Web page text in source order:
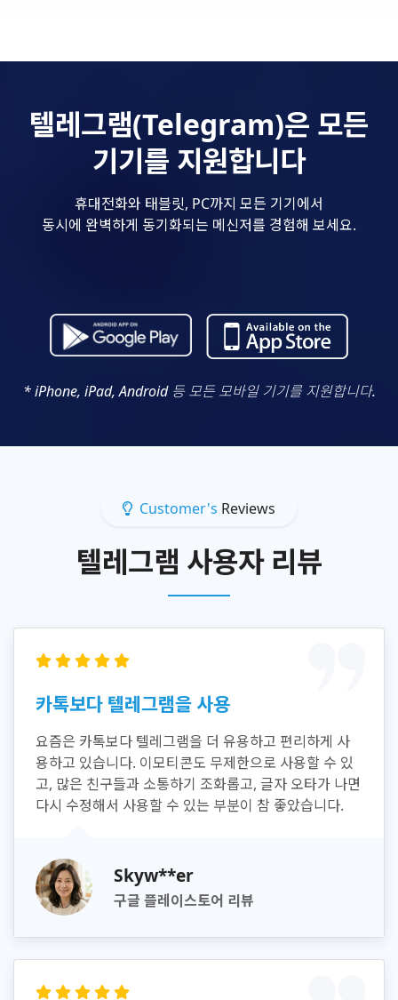
텔레그램(Telegram)은 모든
기기를 지원합니다
휴대전화와 태블릿, PC까지 모든 기기에서
동시에 완벽하게 동기화되는 메신저를 경험해 보세요.
* iPhone, iPad, Android 등 모든 모바일 기기를 지원합니다.
Customer's Reviews
텔레그램 사용자 리뷰
카톡보다 텔레그램을 사용
요즘은 카톡보다 텔레그램을 더 유용하고 편리하게 사
용하고 있습니다. 이모티콘도 무제한으로 사용할 수 있
고, 많은 친구들과 소통하기 조화롭고, 글자 오타가 나면
다시 수정해서 사용할 수 있는 부분이 참 좋았습니다.
Skyw**er
구글 플레이스토어 리뷰